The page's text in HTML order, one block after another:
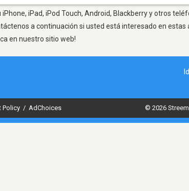
iPad, iPod Touch, Android, Blackberry y otros
a continuación si usted está interesado en
en nuestro sitio web!
Policy / AdChoices © 2026